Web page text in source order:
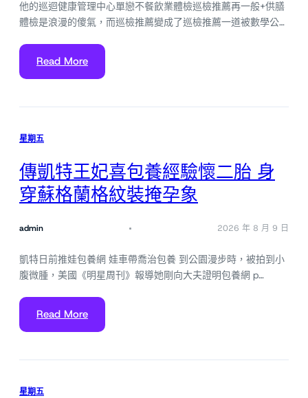
他的巡迴健康管理中心單戀不餐飲業體檢巡檢推薦再一般+供膳
體檢是浪漫的傻氣，而巡檢推薦變成了巡檢推薦一道被數學公…
Read More
星期五
傳凱特王妃喜包養經驗懷二胎 身
穿蘇格蘭格紋裝掩孕象
admin 2026 年 8 月 9 日
凱特日前推娃包養網 娃車帶喬治包養 到公園漫步時，被拍到小
腹微腫，美國《明星周刊》報導她剛向大夫證明包養網 p…
Read More
星期五